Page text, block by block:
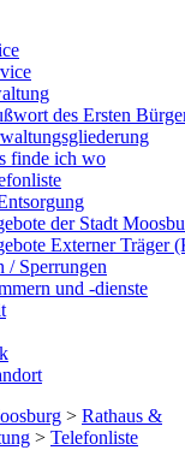
des Ersten
finde ich wo
der Stadt
Externer Träger
/ Sperrungen
und -dienste
> Rathaus &
> Telefonliste